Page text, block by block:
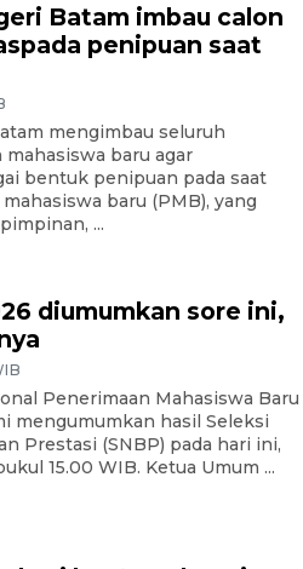
Batam imbau calon
penipuan saat
mengimbau seluruh
baru agar
bentuk penipuan pada saat
baru (PMB), yang
...
diumumkan sore ini,
Penerimaan Mahasiswa Baru
mengumumkan hasil Seleksi
Prestasi (SNBP) pada hari ini,
15.00 WIB. Ketua Umum ...